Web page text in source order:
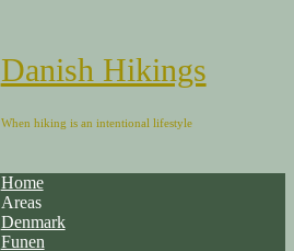
Danish Hikings
When hiking is an intentional lifestyle
Home
Areas
Denmark
Funen